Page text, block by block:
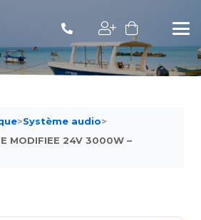
>Système audio>
MODIFIEE 24V 3000W –